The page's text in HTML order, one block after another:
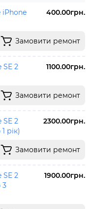
iPhone
400.00грн.
Замовити ремонт
SE 2
1100.00грн.
Замовити ремонт
SE 2
рік)
2300.00грн.
Замовити ремонт
SE 2
3
1900.00грн.